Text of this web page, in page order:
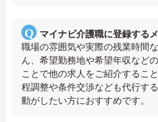
マイナビ介護職に登録する
職場の雰囲気や実際の残業時間
ん、希望勤務地や希望年収など
ことで他の求人をご紹介するこ
程調整や条件交渉なども代行す
動がしたい方におすすめです。